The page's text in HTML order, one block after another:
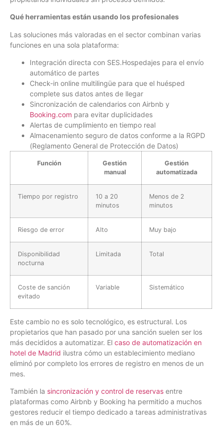
Qué herramientas están usando los profesionales
Las soluciones más valoradas en el sector combinan varias
funciones en una sola plataforma:
Integración directa con SES.Hospedajes para el envío
automático de partes
Check-in online multilingüe para que el huésped
complete sus datos antes de llegar
Sincronización de calendarios con Airbnb y
Booking.com para evitar duplicidades
Alertas de cumplimiento en tiempo real
Almacenamiento seguro de datos conforme a la RGPD
(Reglamento General de Protección de Datos)
Función
Gestión
manual
Gestión
automatizada
Tiempo por registro
10 a 20
minutos
Menos de 2
minutos
Riesgo de error Alto Muy bajo
Disponibilidad
nocturna
Limitada Total
Coste de sanción
evitado
Variable Sistemático
Este cambio no es solo tecnológico, es estructural. Los
propietarios que han pasado por una sanción suelen ser los
más decididos a automatizar. El caso de automatización en
hotel de Madrid ilustra cómo un establecimiento mediano
eliminó por completo los errores de registro en menos de un
mes.
También la sincronización y control de reservas entre
plataformas como Airbnb y Booking ha permitido a muchos
gestores reducir el tiempo dedicado a tareas administrativas
en más de un 60%.